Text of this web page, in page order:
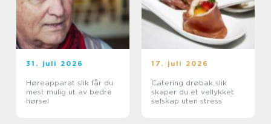
31. juli 2026
Høreapparat slik får du
mest mulig ut av bedre
hørsel
17. juli 2026
Catering drøbak slik
skaper du et vellykket
selskap uten stress